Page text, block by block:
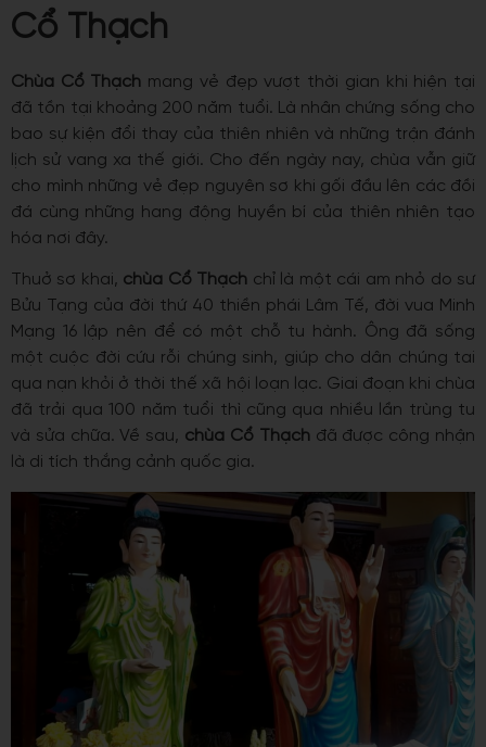
Cổ Thạch
Chùa Cổ Thạch mang vẻ đẹp vượt thời gian khi hiện tại
đã tồn tại khoảng 200 năm tuổi. Là nhân chứng sống cho
bao sự kiện đổi thay của thiên nhiên và những trận đánh
lịch sử vang xa thế giới. Cho đến ngày nay, chùa vẫn giữ
cho mình những vẻ đẹp nguyên sơ khi gối đầu lên các đồi
đá cùng những hang động huyền bí của thiên nhiên tạo
hóa nơi đây.
Thuở sơ khai, chùa Cổ Thạch chỉ là một cái am nhỏ do sư
Bửu Tạng của đời thứ 40 thiền phái Lâm Tế, đời vua Minh
Mạng 16 lập nên để có một chỗ tu hành. Ông đã sống
một cuộc đời cứu rỗi chúng sinh, giúp cho dân chúng tai
qua nạn khỏi ở thời thế xã hội loạn lạc. Giai đoạn khi chùa
đã trải qua 100 năm tuổi thì cũng qua nhiều lần trùng tu
và sửa chữa. Về sau, chùa Cổ Thạchđã được công nhận
là di tích thắng cảnh quốc gia.